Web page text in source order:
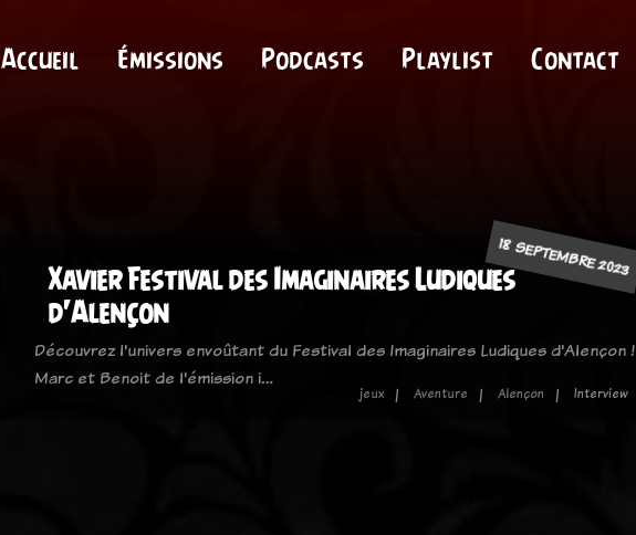
Accueil Émissions Podcasts Playlist Contact
18 SEPTEMBRE 2023
Xavier Festival des Imaginaires Ludiques
d'Alençon
Découvrez l'univers envoûtant du Festival des Imaginaires Ludiques d'Alençon !
Marc et Benoit de l'émission i…
jeux Aventure Alençon Interview